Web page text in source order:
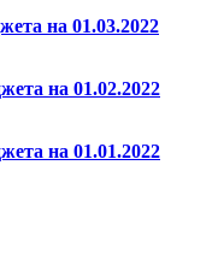
на 01.03.2022
на 01.02.2022
на 01.01.2022